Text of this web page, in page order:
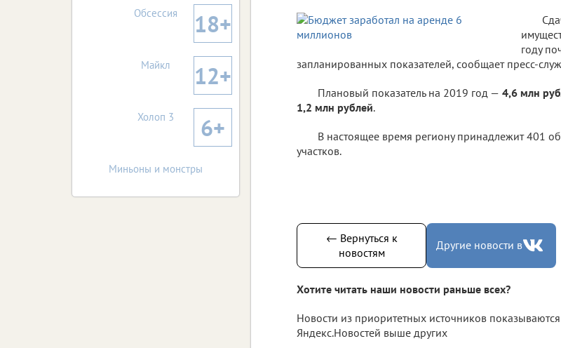
году
запланированных показателей, сообщает пресс-
Плановый показатель на 2019 год — 4,6 млн
1,2 млн рублей.
В настоящее время региону принадлежит 401
участков.
← Вернуться к
новостям
Другие новости в
Хотите читать наши новости раньше всех?
Новости из приоритетных источников
Яндекс.Новостей выше других
Обсессия 18+
Майкл 12+
Холоп 3 6+
Миньоны и монстры